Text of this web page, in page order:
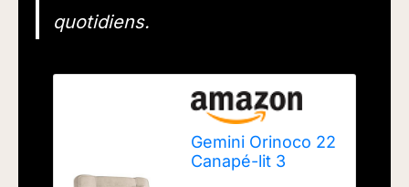
quotidiens.
Gemini Orinoco 22
Canapé-lit 3